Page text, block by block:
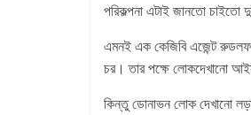
পরিকল্পনা এটাই জানতো চাইতো
এমনই এক কেজিবি এজেন্ট রুডলফ
চর। তার পক্ষে লোকদেখানো
কিন্তু ডোনাভন লোক দেখানো